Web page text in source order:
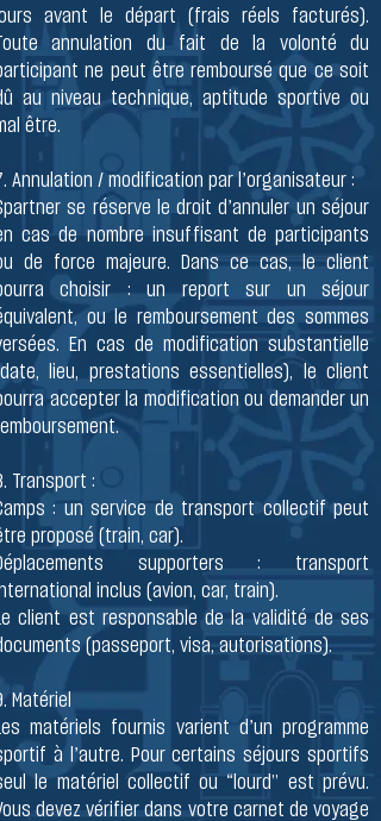
avant le départ (frais réels facturés).
annulation du fait de la volonté du
ne peut être remboursé que ce soit
au niveau technique, aptitude sportive ou
être.
Annulation / modification par l’organisateur :
se réserve le droit d’annuler un séjour
cas de nombre insuffisant de participants
de force majeure. Dans ce cas, le client
choisir : un report sur un séjour
ou le remboursement des sommes
En cas de modification substantielle
lieu, prestations essentielles), le client
accepter la modification ou demander un
Transport :
: un service de transport collectif peut
proposé (train, car).
supporters : transport
inclus (avion, car, train).
client est responsable de la validité de ses
(passeport, visa, autorisations).
Matériel
matériels fournis varient d’un programme
à l’autre. Pour certains séjours sportifs
le matériel collectif ou “lourd” est prévu.
devez vérifier dans votre carnet de voyage